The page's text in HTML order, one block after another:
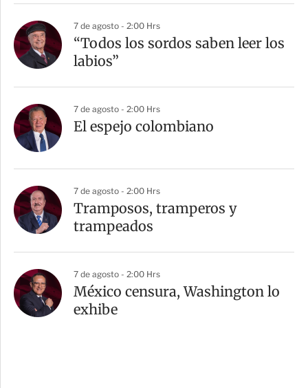
7 de agosto - 2:00 Hrs
“Todos los sordos saben leer los
labios”
7 de agosto - 2:00 Hrs
El espejo colombiano
7 de agosto - 2:00 Hrs
Tramposos, tramperos y
trampeados
7 de agosto - 2:00 Hrs
México censura, Washington lo
exhibe